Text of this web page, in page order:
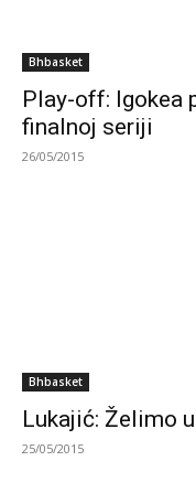
Bhbasket
Play-off: Igokea
finalnoj seriji
26/05/2015
Bhbasket
Lukajić: Želimo
25/05/2015